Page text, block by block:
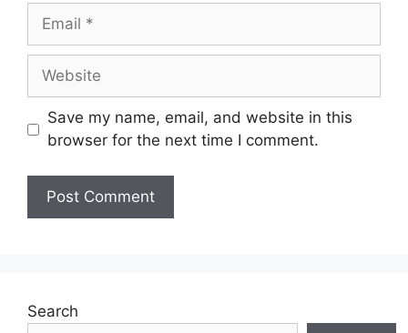
Email
Website
Save my name, email, and website in this
browser for the next time I comment.
Search